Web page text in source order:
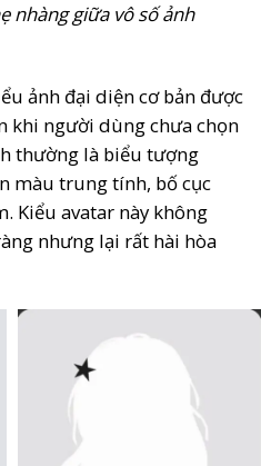
nhàng giữa vô số ảnh
ảnh đại diện cơ bản được
khi người dùng chưa chọn
thường là biểu tượng
màu trung tính, bố cục
Kiểu avatar này không
nhưng lại rất hài hòa